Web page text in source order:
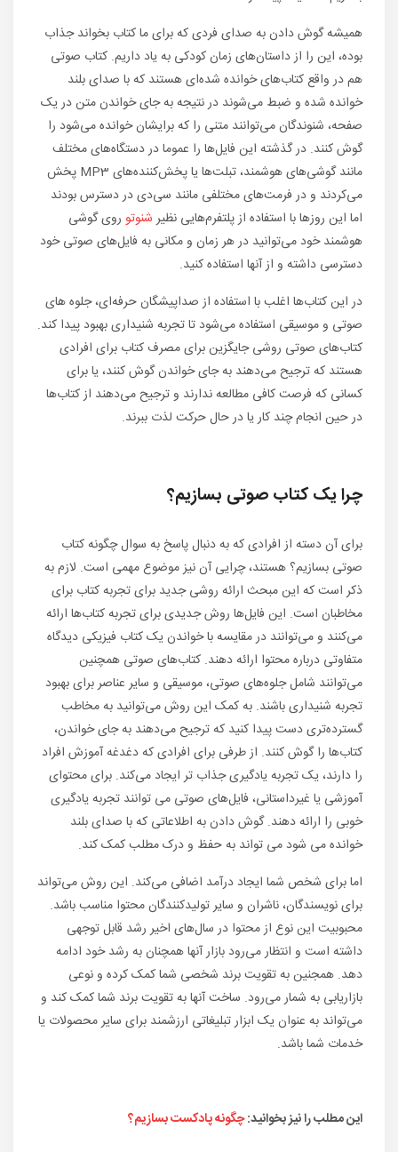
همیشه گوش دادن به صدای فردی که برای ما کتاب بخواند جذاب
بوده، این را از داستان‌های زمان کودکی به یاد داریم. کتاب صوتی
هم در واقع کتاب‌های خوانده شده‌ای هستند که با صدای بلند
خوانده شده و ضبط می‌شوند در نتیجه به جای خواندن متن در یک
صفحه، شنوندگان می‌توانند متنی را که برایشان خوانده می‌شود را
گوش کنند. در گذشته این فایل‌ها را عموما در دستگاه‌های مختلف
مانند گوشی‌های هوشمند، تبلت‌ها یا پخش‌کننده‌های MP3 پخش
می‌کردند و در فرمت‌های مختلفی مانند سی‌دی در دسترس بودند
اما این روزها با استفاده از پلتفرم‌هایی نظیرشنوتو روی گوشی
هوشمند خود می‌توانید در هر زمان و مکانی به فایل‌های صوتی خود
دسترسی داشته و از آنها استفاده کنید.
در این کتاب‌ها اغلب با استفاده از صداپیشگان حرفه‌ای، جلوه های
صوتی و موسیقی استفاده می‌شود تا تجربه شنیداری بهبود پیدا کند.
کتاب‌های صوتی روشی جایگزین برای مصرف کتاب برای افرادی
هستند که ترجیح می‌دهند به جای خواندن گوش کنند، یا برای
کسانی که فرصت کافی مطالعه ندارند و ترجیح می‌دهند از کتاب‌ها
در حین انجام چند کار یا در حال حرکت لذت ببرند.
چرا یک کتاب صوتی بسازیم؟
برای آن دسته از افرادی که به دنبال پاسخ به سوال چگونه کتاب
صوتی بسازیم؟ هستند، چرایی آن نیز موضوع مهمی است. لازم به
ذکر است که این مبحث ارائه روشی جدید برای تجربه کتاب برای
مخاطبان است. این فایل‌ها روش جدیدی برای تجربه کتاب‌ها ارائه
می‌کنند و می‌توانند در مقایسه با خواندن یک کتاب فیزیکی دیدگاه
متفاوتی درباره محتوا ارائه دهند. کتاب‌های صوتی همچنین
می‌توانند شامل جلوه‌های صوتی، موسیقی و سایر عناصر برای بهبود
تجربه شنیداری باشند. به کمک این روش می‌توانید به مخاطب
گسترده‌تری دست پیدا کنید که ترجیح می‌دهند به جای خواندن،
کتاب‌ها را گوش کنند. از طرفی برای افرادی که دغدغه آموزش افراد
را دارند، یک تجربه یادگیری جذاب تر ایجاد می‌کند. برای محتوای
آموزشی یا غیرداستانی، فایل‌های صوتی می توانند تجربه یادگیری
خوبی را ارائه دهند. گوش دادن به اطلاعاتی که با صدای بلند
خوانده می شود می تواند به حفظ و درک مطلب کمک کند.
اما برای شخص شما ایجاد درآمد اضافی می‌کند. این روش می‌تواند
برای نویسندگان، ناشران و سایر تولیدکنندگان محتوا مناسب باشد.
محبوبیت این نوع از محتوا در سال‌های اخیر رشد قابل توجهی
داشته است و انتظار می‌رود بازار آنها همچنان به رشد خود ادامه
دهد. همجنین به تقویت برند شخصی شما کمک کرده و نوعی
بازاریابی به شمار می‌رود. ساخت آنها به تقویت برند شما کمک کند و
می‌تواند به عنوان یک ابزار تبلیغاتی ارزشمند برای سایر محصولات یا
خدمات شما باشد.
این مطلب را نیز بخوانید:چگونه پادکست بسازیم؟